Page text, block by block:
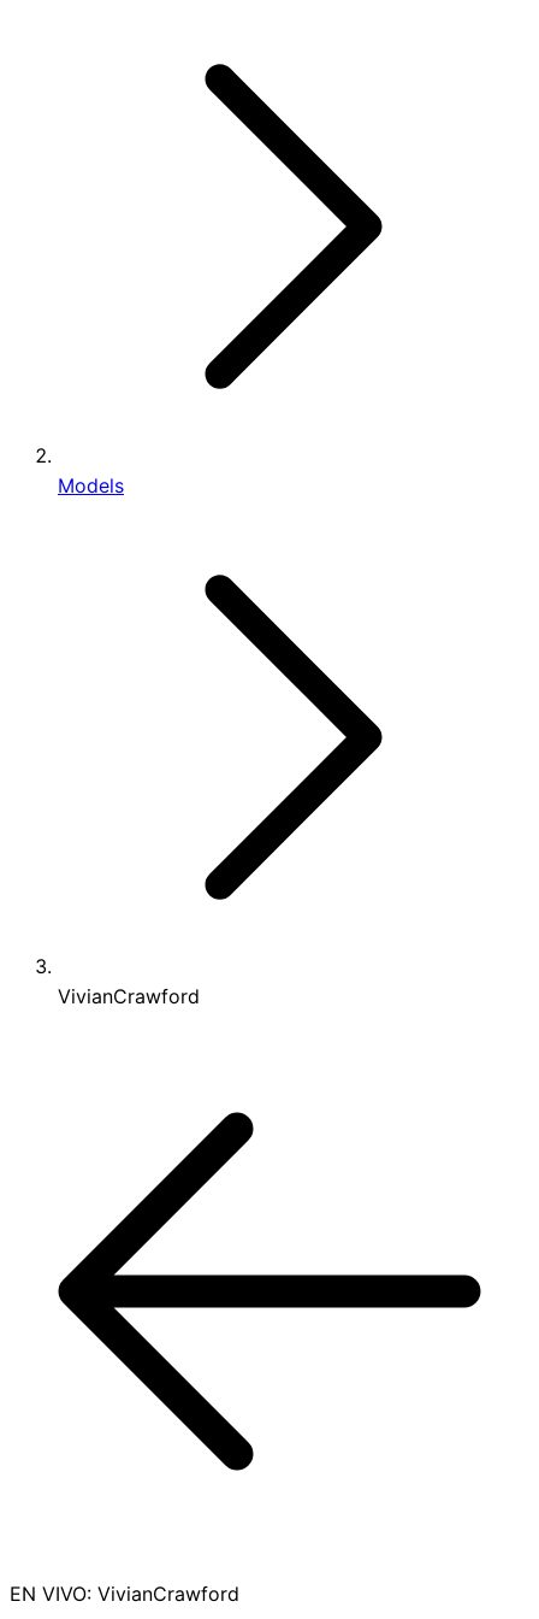
Models
VivianCrawford
EN VIVO: VivianCrawford